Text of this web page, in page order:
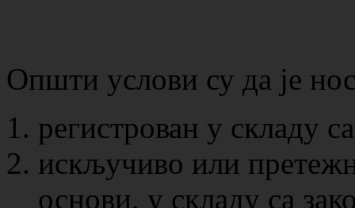
Општи услови су да је
регистрован у складу
искључиво или
основи, у складу са